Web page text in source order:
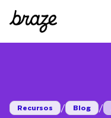
Recursos / Blog /